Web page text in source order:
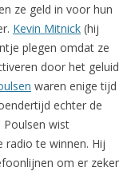
ze geld in voor hun
Kevin Mitnick (hij
plegen omdat ze
door het geluid
waren enige tijd
echter de
Poulsen wist
radio te winnen. Hij
om er zeker